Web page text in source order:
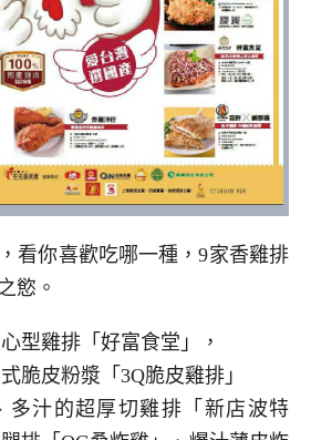
看你喜歡吃哪一種，9家香雞排
慾。
型雞排「好富食堂」，
脆皮粉漿「3Q脆皮雞排」
多汁的超厚切雞排「新店波特